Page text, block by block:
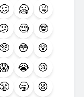
🤧
🥶
🥴
🤓
🧐
😲
😳
🥺
😢
😭
😫
🥱
😤